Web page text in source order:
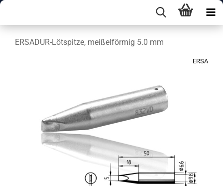
ERSADUR-Lötspitze, meißelförmig 5.0 mm
ERSA